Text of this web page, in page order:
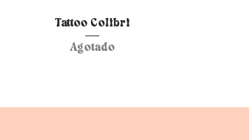
Vista rápida
Tattoo Colibri
Agotado